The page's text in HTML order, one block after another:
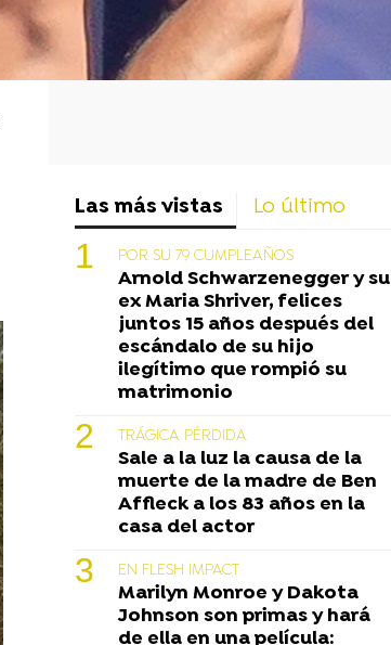
Las más vistas Lo último
POR SU 79 CUMPLEAÑOS
Arnold Schwarzenegger y su
ex Maria Shriver, felices
juntos 15 años después del
escándalo de su hijo
ilegítimo que rompió su
matrimonio
TRÁGICA PÉRDIDA
Sale a la luz la causa de la
muerte de la madre de Ben
Affleck a los 83 años en la
casa del actor
EN FLESH IMPACT
Marilyn Monroe y Dakota
Johnson son primas y hará
de ella en una película: